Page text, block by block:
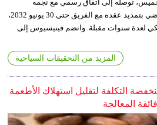
توصله إلى اتفاق رسمي مع نجمه
البرازيلي فينيسيوس جونيور يقضي بتمديد عقده مع الفريق حتى 30 يونيو 2032،
لعدة سنوات مقبلة. وانضم فينيسيوس إلى
المزيد من التحقيقات السياحية
التكلفة لتقليل استهلاك الأطعمة
فائقة المعالجة